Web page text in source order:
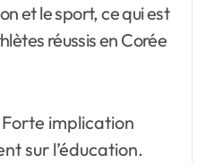
et le sport, ce qui est
réussis en Corée
Forte implication
sur l’éducation.